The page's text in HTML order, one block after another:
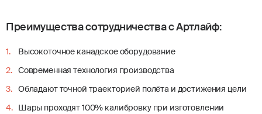
ШАРЫ ДЛЯ
ПЕЙНТБОЛА
Преимущества сотрудничества с Артлайф:
Высокоточное канадское оборудование
Современная технология производства
Обладают точной траекторией полёта и достижения цели
Шары проходят 100% калибровку при изготовлении